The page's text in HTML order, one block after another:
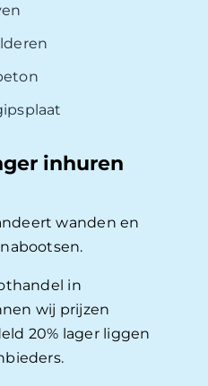
inhuren
wanden en
in
wij prijzen
20% lager liggen